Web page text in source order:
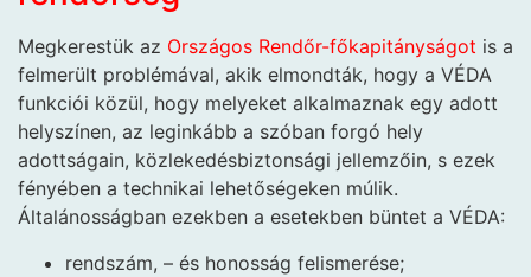
Megkerestük az Országos Rendőr-főkapitányságot is a
felmerült problémával, akik elmondták, hogy a VÉDA
funkciói közül, hogy melyeket alkalmaznak egy adott
helyszínen, az leginkább a szóban forgó hely
adottságain, közlekedésbiztonsági jellemzőin, s ezek
fényében a technikai lehetőségeken múlik.
Általánosságban ezekben a esetekben büntet a VÉDA:
rendszám, – és honosság felismerése;